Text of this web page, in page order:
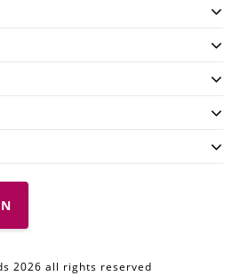
2026 all rights reserved